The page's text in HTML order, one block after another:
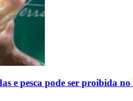
e pesca pode ser proibida